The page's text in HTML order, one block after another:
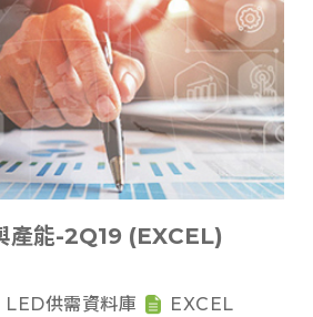
產能-2Q19 (EXCEL)
LED供需資料庫 EXCEL